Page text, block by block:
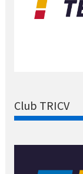
Club TRICV